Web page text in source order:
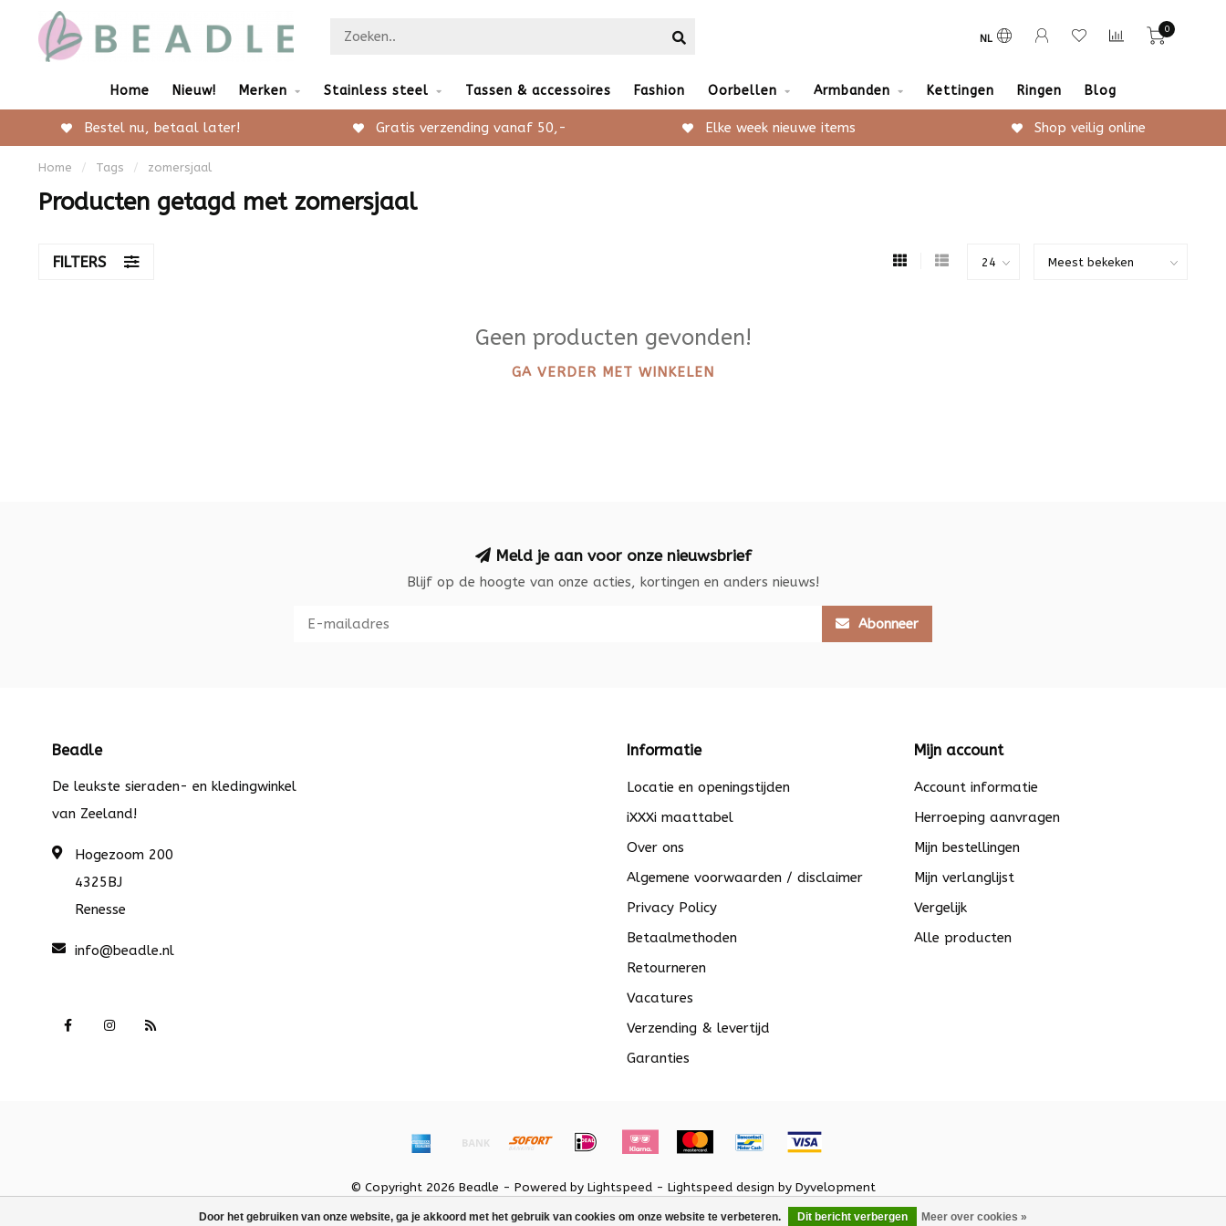
NL
0
Home Nieuw! Merken Stainless steel Tassen & accessoires Fashion Oorbellen Armbanden Kettingen Ringen Blog
Bestel nu, betaal later! Gratis verzending vanaf 50,- Elke week nieuwe items Shop veilig online
Home / Tags / zomersjaal
Producten getagd met zomersjaal
FILTERS
Geen producten gevonden!
GA VERDER MET WINKELEN
Door het gebruiken van onze website, ga je akkoord met het gebruik van cookies om onze website te verbeteren. Dit bericht verbergen Meer over cookies »
Meld je aan voor onze nieuwsbrief
Blijf op de hoogte van onze acties, kortingen en anders nieuws!
Abonneer
Beadle
De leukste sieraden- en kledingwinkel
van Zeeland!
Hogezoom 200
4325BJ
Renesse
info@beadle.nl
Informatie
Locatie en openingstijden
iXXXi maattabel
Over ons
Algemene voorwaarden / disclaimer
Privacy Policy
Betaalmethoden
Retourneren
Vacatures
Verzending & levertijd
Garanties
Mijn account
Account informatie
Herroeping aanvragen
Mijn bestellingen
Mijn verlanglijst
Vergelijk
Alle producten
© Copyright 2026 Beadle - Powered by Lightspeed - Lightspeed design by Dyvelopment